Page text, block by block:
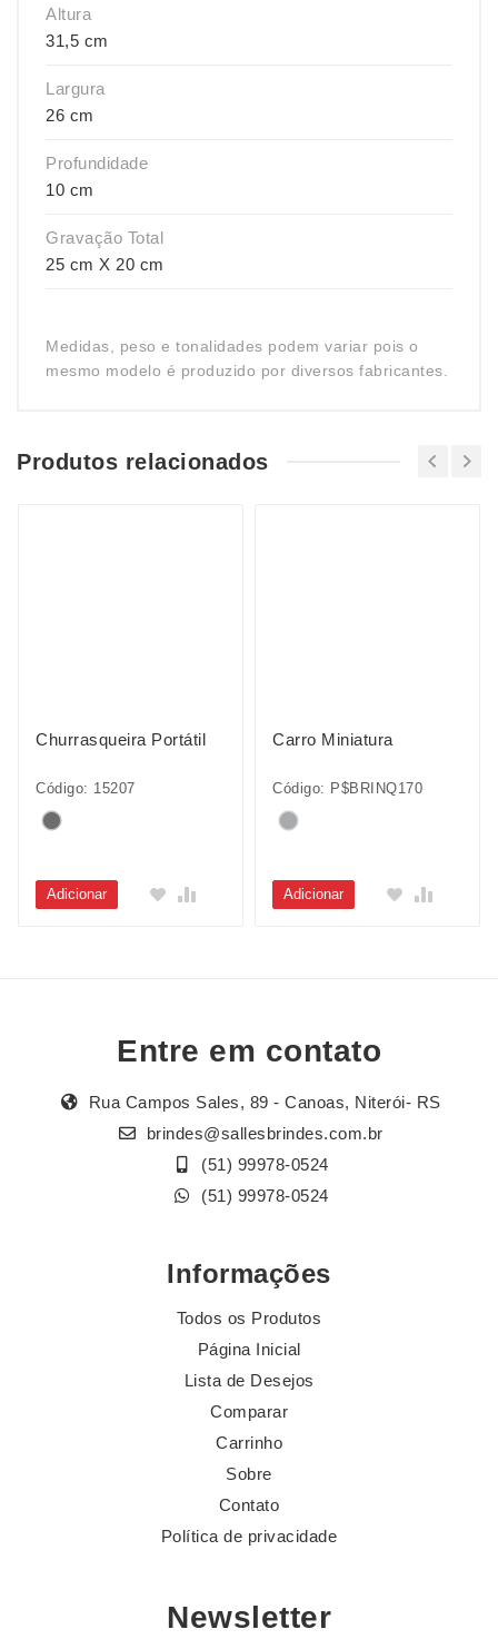
Altura
31,5 cm
Largura
26 cm
Profundidade
10 cm
Gravação Total
25 cm X 20 cm
Medidas, peso e tonalidades podem variar pois o
mesmo modelo é produzido por diversos fabricantes.
Produtos relacionados
Churrasqueira Portátil
Código: 15207
Adicionar
Carro Miniatura
Código: P$BRINQ170
Adicionar
Entre em contato
Rua Campos Sales, 89 - Canoas, Niterói- RS
brindes@sallesbrindes.com.br
(51) 99978-0524
(51) 99978-0524
Informações
Todos os Produtos
Página Inicial
Lista de Desejos
Comparar
Carrinho
Sobre
Contato
Política de privacidade
Newsletter